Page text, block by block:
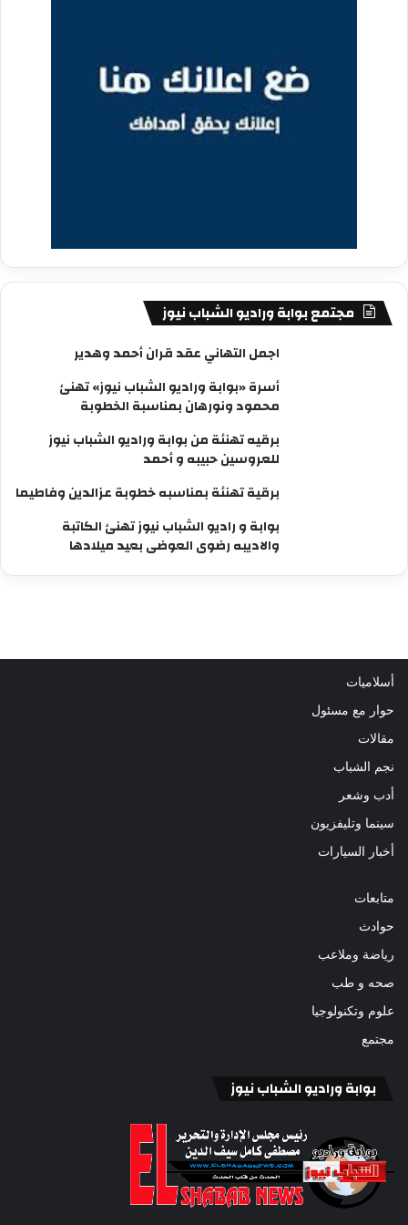
مجتمع بوابة وراديو الشباب نيوز
اجمل التهاني عقد قران أحمد وهدير
أسرة «بوابة وراديو الشباب نيوز» تهنئ
محمود ونورهان بمناسبة الخطوبة
برقيه تهنئة من بوابة وراديو الشباب نيوز
للعروسين حبيبه و أحمد
برقية تهنئة بمناسبه خطوبة عزالدين وفاطيما
بوابة و راديو الشباب نيوز تهنئ الكاتبة
والاديبه رضوى العوضى بعيد ميلادها
أسلاميات
حوار مع مسئول
مقالات
نجم الشباب
أدب وشعر
سينما وتليفزيون
أخبار السيارات
متابعات
حوادث
رياضة وملاعب
صحه و طب
علوم وتكنولوجيا
مجتمع
بوابة وراديو الشباب نيوز